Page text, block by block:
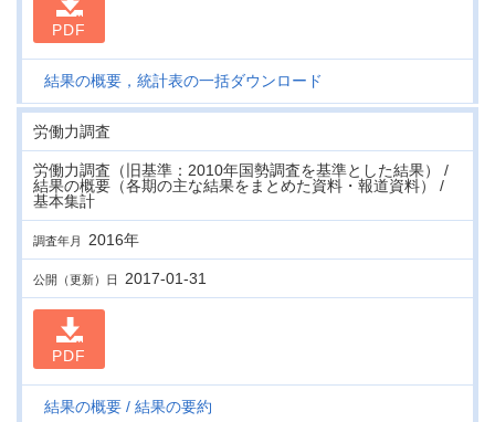
PDF
結果の概要，統計表の一括ダウンロード
労働力調査
労働力調査（旧基準：2010年国勢調査を基準とした結果） /
結果の概要（各期の主な結果をまとめた資料・報道資料） /
基本集計
調査年月 2016年
公開（更新）日 2017-01-31
PDF
結果の概要 結果の要約